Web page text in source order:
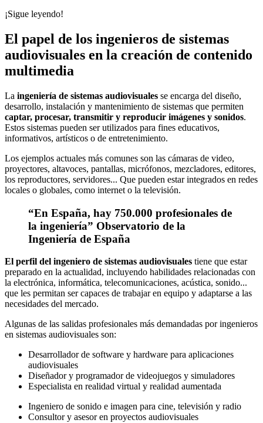
¡Sigue leyendo!
El papel de los ingenieros de sistemas
audiovisuales en la creación de contenido
multimedia
La ingeniería de sistemas audiovisuales se encarga del diseño,
desarrollo, instalación y mantenimiento de sistemas que permiten
captar, procesar, transmitir y reproducir imágenes y sonidos.
Estos sistemas pueden ser utilizados para fines educativos,
informativos, artísticos o de entretenimiento.
Los ejemplos actuales más comunes son las cámaras de video,
proyectores, altavoces, pantallas, micrófonos, mezcladores, editores,
los reproductores, servidores... Que pueden estar integrados en redes
locales o globales, como internet o la televisión.
“En España, hay 750.000 profesionales de
la ingeniería” Observatorio de la
Ingeniería de España
El perfil del ingeniero de sistemas audiovisuales tiene que estar
preparado en la actualidad, incluyendo habilidades relacionadas con
la electrónica, informática, telecomunicaciones, acústica, sonido...
que les permitan ser capaces de trabajar en equipo y adaptarse a las
necesidades del mercado.
Algunas de las salidas profesionales más demandadas por ingenieros
en sistemas audiovisuales son:
Desarrollador de software y hardware para aplicaciones
audiovisuales
Diseñador y programador de videojuegos y simuladores
Especialista en realidad virtual y realidad aumentada
Ingeniero de sonido e imagen para cine, televisión y radio
Consultor y asesor en proyectos audiovisuales